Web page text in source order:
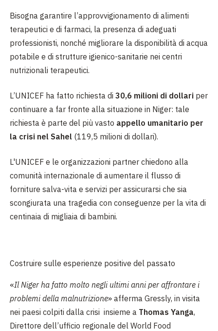
Bisogna garantire l’approvvigionamento di alimenti
terapeutici e di farmaci, la presenza di adeguati
professionisti, nonché migliorare la disponibilità di acqua
potabile e di strutture igienico-sanitarie nei centri
nutrizionali terapeutici.
L’UNICEF ha fatto richiesta di 30,6 milioni di dollari per
continuare a far fronte alla situazione in Niger: tale
richiesta è parte del più vasto appello umanitario per
la crisi nel Sahel (119,5 milioni di dollari).
L'UNICEF e le organizzazioni partner chiedono alla
comunità internazionale di aumentare il flusso di
forniture salva-vita e servizi per assicurarsi che sia
scongiurata una tragedia con conseguenze per la vita di
centinaia di migliaia di bambini.
Costruire sulle esperienze positive del passato
«Il Niger ha fatto molto negli ultimi anni per affrontare i
problemi della malnutrizione» afferma Gressly, in visita
nei paesi colpiti dalla crisi insieme a Thomas Yanga,
Direttore dell’ufficio regionale del World Food